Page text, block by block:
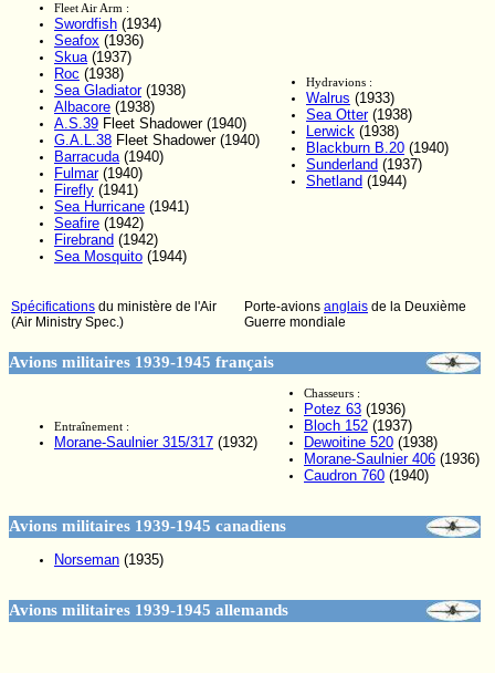
Fleet Air Arm :
Swordfish (1934)
Seafox (1936)
Skua (1937)
Roc (1938)
Sea Gladiator(1938)
Albacore (1938)
A.S.39 Fleet Shadower (1940)
G.A.L.38 Fleet Shadower (1940)
Barracuda (1940)
Fulmar(1940)
Firefly (1941)
Sea Hurricane (1941)
Seafire (1942)
Firebrand (1942)
Sea Mosquito (1944)
Hydravions :
Walrus (1933)
Sea Otter(1938)
Lerwick (1938)
Blackburn B.20 (1940)
Sunderland (1937)
Shetland (1944)
Spécifications du ministère de l'Air
(Air Ministry Spec.)
Porte-avions anglais de la Deuxième
Guerre mondiale
Avions militaires 1939-1945 français
Entraînement :
Morane-Saulnier 315/317 (1932)
Chasseurs :
Potez 63 (1936)
Bloch 152 (1937)
Dewoitine 520 (1938)
Morane-Saulnier 406 (1936)
Caudron 760 (1940)
Avions militaires 1939-1945 canadiens
Norseman (1935)
Avions militaires 1939-1945 allemands